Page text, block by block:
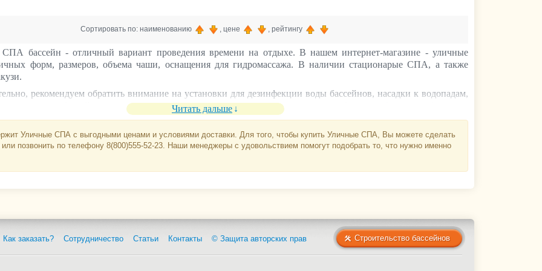
Сортировать по: наименованию , цене , рейтингу
бассейн - отличный вариант проведения времени на отдыхе. В нашем интернет-магазине - уличные
форм, размеров, объема чаши, оснащения для гидромассажа. В наличии стационарые СПА, а также
рекомендуем обратить внимание на установки для дезинфекции воды бассейнов, насадки к водопадам,
очистки чаши бассейна, химию для бассейна, другие средства для ухода, насосы, фильтры, форсунки, фитинги,
запчасти, стеновые закладные детали, прожекторы. гидроизоляционные материалы, ПВХ пленка,
комплектующие, расходники, другое необходимое оборудование, принадлежности и аксессуары.
в наличии бассейны и купели различных моделей и объема, бассейны с противотоком, бассейны для
форм, расцветок, а также отделки.
компании Главпулторг готовы ответить на любые вопросы, помочь выбрать нужный вам комплект
сделать заказ и решить вопросы по оплате. Можно заказать обратный звонок, мы свяжемся с вами и вы
ответы на все вопросы.
внимание, что наша компания оказывает услуги по строительству бассейнов от проектирования до сдачи
Читать дальше
Уличные СПА с выгодными ценами и условиями доставки. Для того, чтобы купить Уличные СПА, Вы можете сделать
или позвонить по телефону 8(800)555-52-23. Наши менеджеры с удовольствием помогут подобрать то, что нужно именно
Строительство бассейнов
Как заказать? Сотрудничество Статьи Контакты © Защита авторских прав